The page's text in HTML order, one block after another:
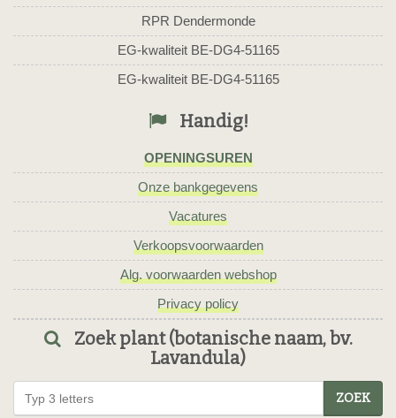
RPR Dendermonde
EG-kwaliteit BE-DG4-51165
EG-kwaliteit BE-DG4-51165
Handig!
OPENINGSUREN
Onze bankgegevens
Vacatures
Verkoopsvoorwaarden
Alg. voorwaarden webshop
Privacy policy
Zoek plant (botanische naam, bv.
Lavandula)
ZOEK